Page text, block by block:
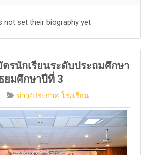
not set their biography yet
รนักเรียนระดับประถมศึกษา
ยมศึกษาปีที่ 3
ข่าว/ประกาศ โรงเรียน